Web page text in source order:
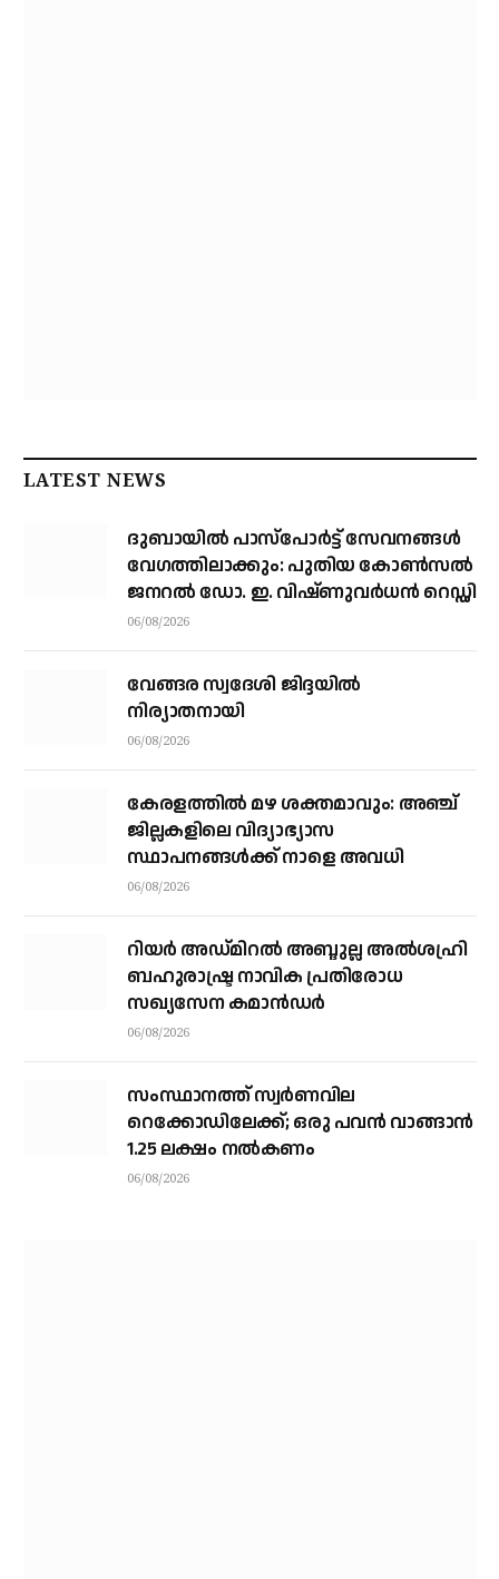
LATEST NEWS
ദുബായിൽ പാസ്‌പോർട്ട് സേവനങ്ങൾ
വേഗത്തിലാക്കും: പുതിയ കോൺസൽ
ജനറൽ ഡോ. ഇ. വിഷ്ണുവർധൻ റെഡ്ഡി
06/08/2026
വേങ്ങര സ്വദേശി ജിദ്ദയിൽ
നിര്യാതനായി
06/08/2026
കേരളത്തില്‍ മഴ ശക്തമാവും: അഞ്ച്
ജില്ലകളിലെ വിദ്യാഭ്യാസ
സ്ഥാപനങ്ങള്‍ക്ക് നാളെ അവധി
06/08/2026
റിയര്‍ അഡ്മിറല്‍ അബ്ദുല്ല അല്‍ശഹ്രി
ബഹുരാഷ്ട്ര നാവിക പ്രതിരോധ
സഖ്യസേന കമാന്‍ഡര്‍
06/08/2026
സംസ്ഥാനത്ത് സ്വര്‍ണവില
റെക്കോഡിലേക്ക്; ഒരു പവന്‍ വാങ്ങാന്‍
1.25 ലക്ഷം നല്‍കണം
06/08/2026